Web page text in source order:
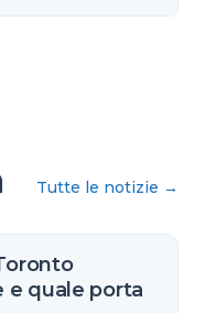
Tutte le notizie →
e quale porta